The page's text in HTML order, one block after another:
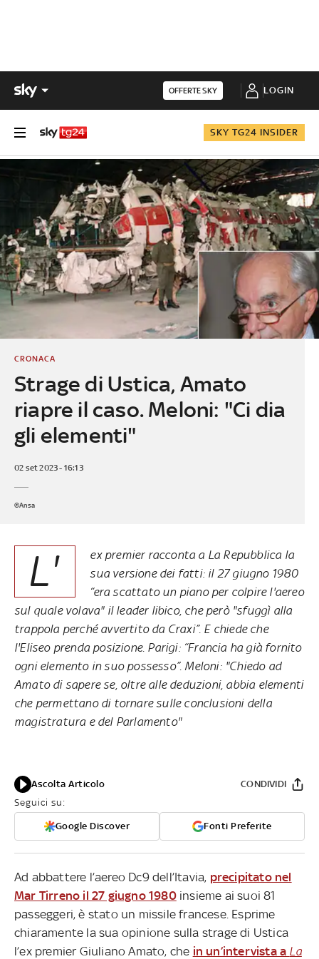
OFFERTE SKY LOGIN
SKY TG24 INSIDER
Strage di Ustica, Amato
riapre il caso. Meloni: "Ci dia
gli elementi"
CRONACA
02 set 2023 - 16:13
©Ansa
L'
ex premier racconta a La Repubblica la
sua versione dei fatti: il 27 giugno 1980
“era scattato un piano per colpire l'aereo
sul quale volava" il leader libico, che però "sfuggì alla
trappola perché avvertito da Craxi”. E chiede che
l'Eliseo prenda posizione. Parigi: “Francia ha già fornito
ogni elemento in suo possesso”. Meloni: "Chiedo ad
Amato di sapere se, oltre alle deduzioni, abbia elementi
che permettano di tornare sulle conclusioni della
magistratura e del Parlamento"
Ascolta Articolo
Seguici su:
Google Discover Fonti Preferite
CONDIVIDI
Ad abbattere l’aereo Dc9 dell’Itavia, precipitato nel
Mar Tirreno il 27 giugno 1980insieme ai suoi 81
passeggeri, è stato un missile francese. Esprime
chiaramente la sua opinione sulla strage di Ustica
l’ex premier Giuliano Amato, che in un’intervista a La